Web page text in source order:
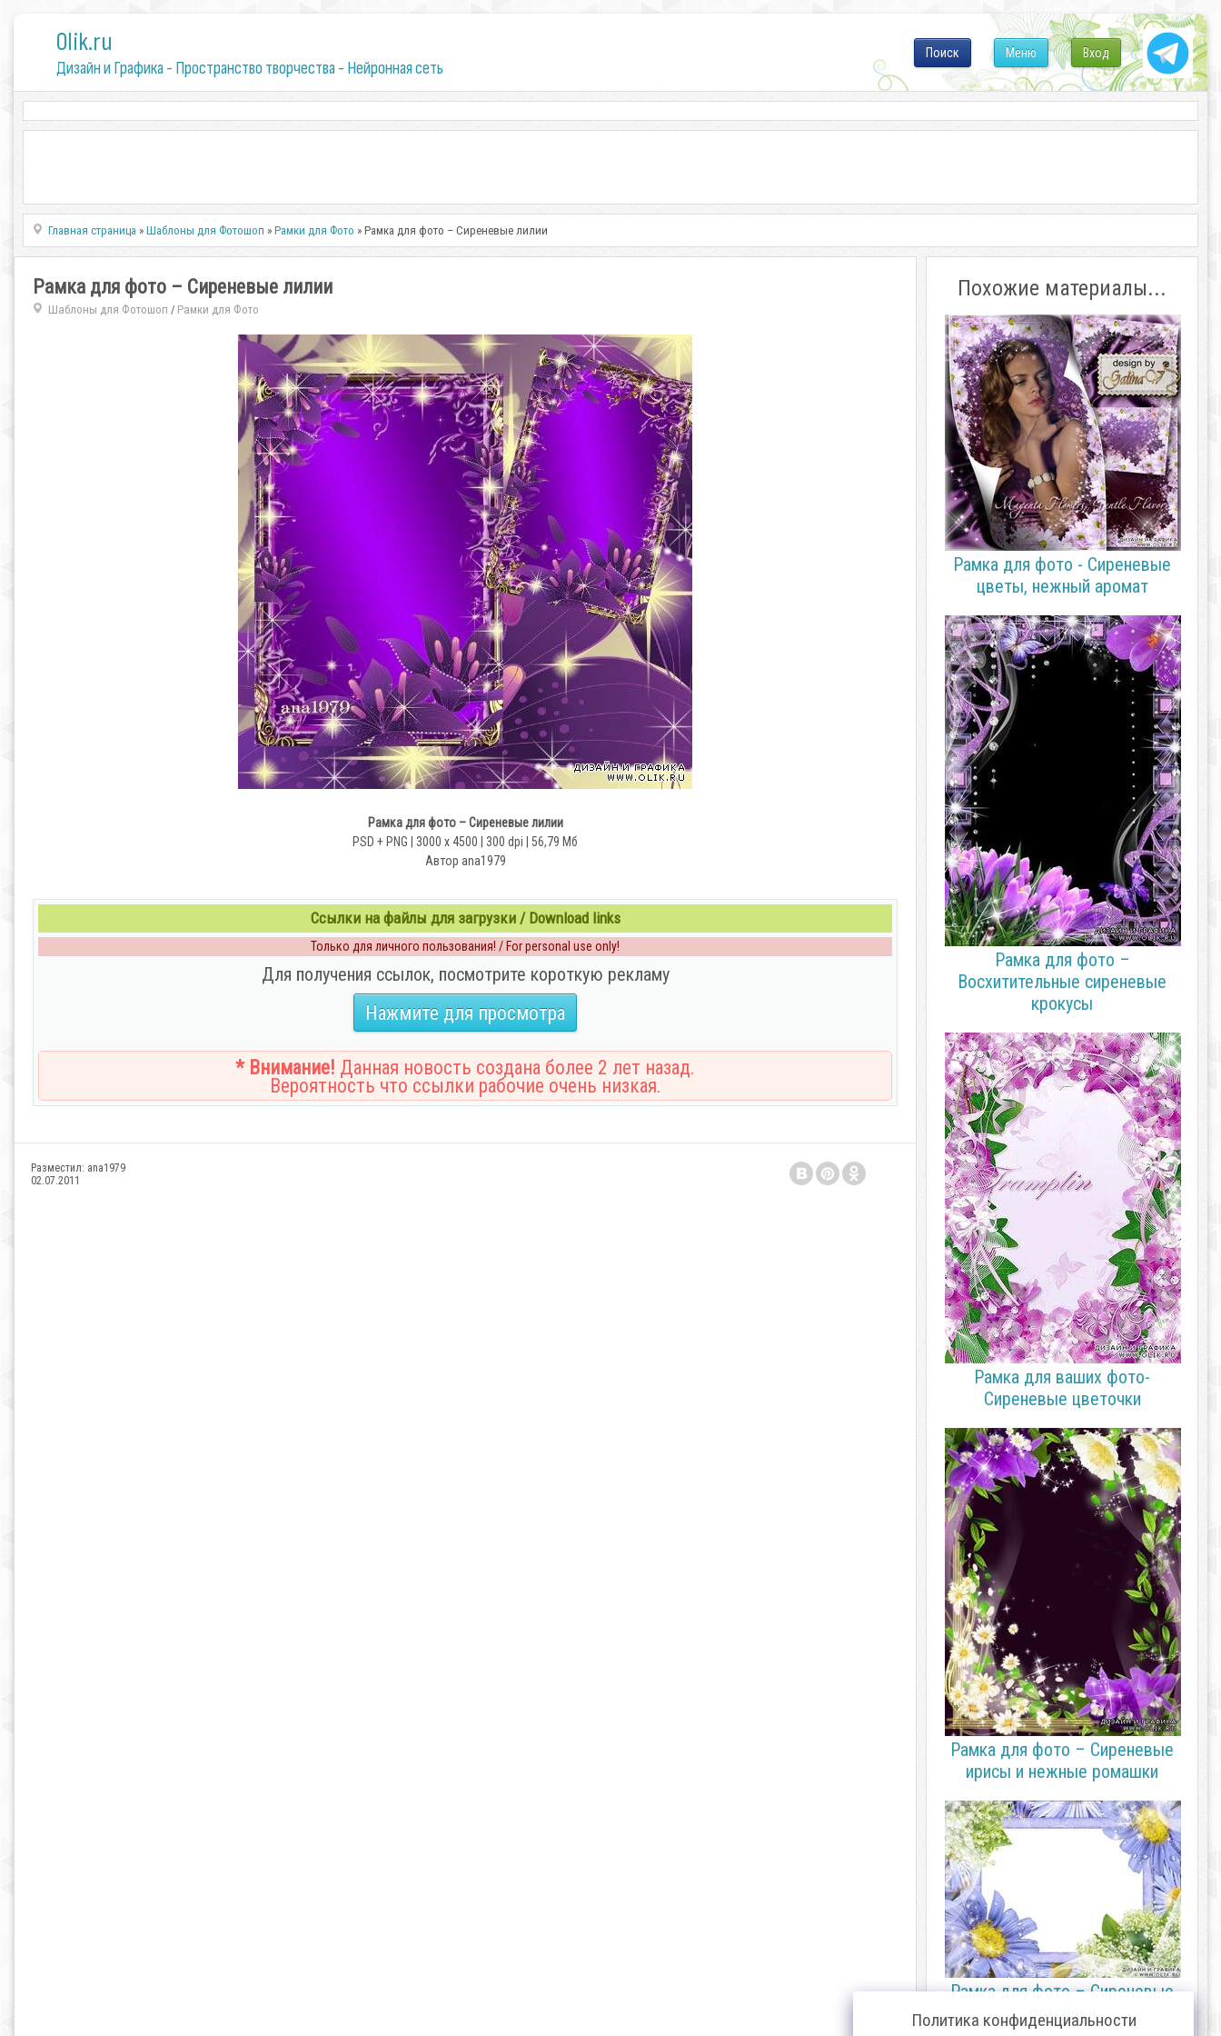
0lik.ru
Дизайн и Графика - Пространство творчества - Нейронная сеть
Вход
Меню
Поиск
Главная страница »Шаблоны для Фотошоп »Рамки для Фото » Рамка для фото – Сиреневые лилии
Рамка для фото – Сиреневые лилии
Шаблоны для Фотошоп / Рамки для Фото
Рамка для фото – Сиреневые лилии
PSD + PNG | 3000 х 4500 | 300 dpi | 56,79 Мб
Автор ana1979
Ссылки на файлы для загрузки / Download links
Только для личного пользования! / For personal use only!
Для получения ссылок, посмотрите короткую рекламу
Нажмите для просмотра
* Внимание! Данная новость создана более 2 лет назад.
Вероятность что ссылки рабочие очень низкая.
Разместил: ana1979
02.07.2011
Похожие материалы...
Рамка для фото - Сиреневые
цветы, нежный аромат
Рамка для фото –
Восхитительные сиреневые
крокусы
Рамка для ваших фото-
Сиреневые цветочки
Рамка для фото – Сиреневые
ирисы и нежные ромашки
Рамка для фото – Сиреневые
ромашки
Политика конфиденциальности